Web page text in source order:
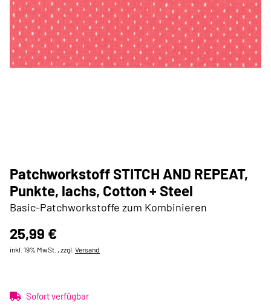
Patchworkstoff STITCH AND REPEAT,
Punkte, lachs, Cotton + Steel
Basic-Patchworkstoffe zum Kombinieren
25,99 €
inkl. 19% MwSt. , zzgl. Versand
Sofort verfügbar